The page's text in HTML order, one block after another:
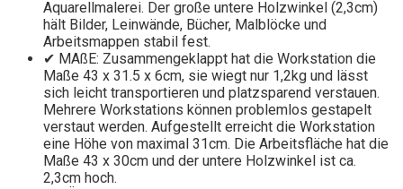
Aquarellmalerei. Der große untere Holzwinkel (2,3cm)
hält Bilder, Leinwände, Bücher, Malblöcke und
Arbeitsmappen stabil fest.
✔ MAßE: Zusammengeklappt hat die Workstation die
Maße 43 x 31.5 x 6cm, sie wiegt nur 1,2kg und lässt
sich leicht transportieren und platzsparend verstauen.
Mehrere Workstations können problemlos gestapelt
verstaut werden. Aufgestellt erreicht die Workstation
eine Höhe von maximal 31cm. Die Arbeitsfläche hat die
Maße 43 x 30cm und der untere Holzwinkel ist ca.
2,3cm hoch.